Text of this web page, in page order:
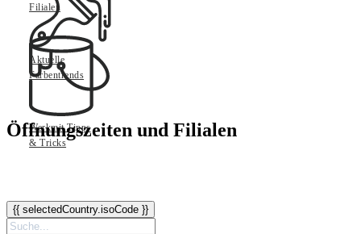
Filialen
Aktuelle
Farbentrends
Werkmit Tipps
& Tricks
Öffnungszeiten und Filialen
{{ selectedCountry.isoCode }}